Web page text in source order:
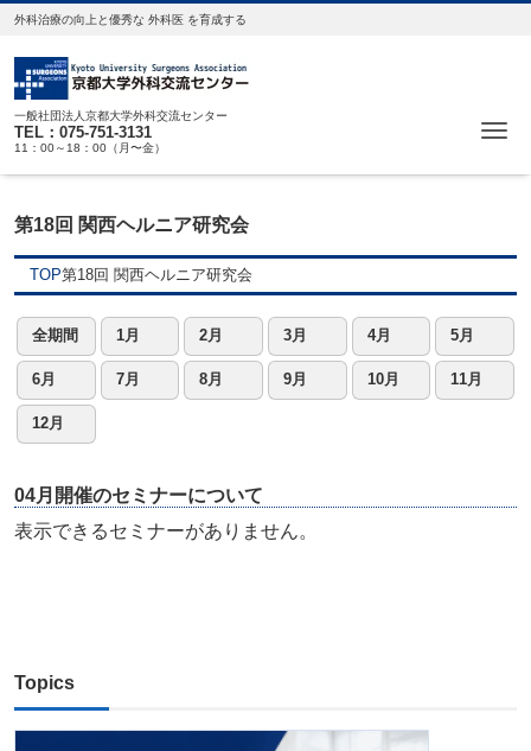
外科治療の向上と優秀な 外科医 を育成する
一般社団法人京都大学外科交流センター
TEL：075-751-3131
11：00～18：00（月〜金）
第18回 関西ヘルニア研究会
TOP第18回 関西ヘルニア研究会
全期間 1月 2月 3月 4月 5月
6月 7月 8月 9月 10月 11月
12月
04月開催のセミナーについて
表示できるセミナーがありません。
Topics